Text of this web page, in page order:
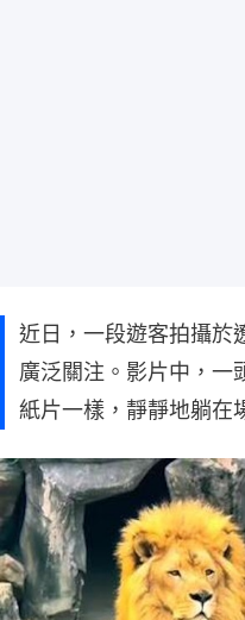
近日，一段遊客拍攝於
廣泛關注。影片中，一
紙片一樣，靜靜地躺在